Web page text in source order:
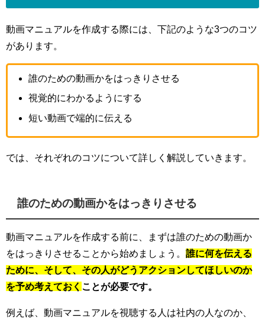
動画マニュアルを作成する際には、下記のような3つのコツ
があります。
誰のための動画かをはっきりさせる
視覚的にわかるようにする
短い動画で端的に伝える
では、それぞれのコツについて詳しく解説していきます。
誰のための動画かをはっきりさせる
動画マニュアルを作成する前に、まずは誰のための動画か
をはっきりさせることから始めましょう。 誰に何を伝える
ために、そして、その人がどうアクションしてほしいのか
を予め考えておく ことが必要です。
例えば、動画マニュアルを視聴する人は社内の人なのか、